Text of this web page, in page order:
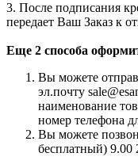
3. После подписания
передает Ваш Заказ к
Еще 2 способа
Вы можете
эл.почту
наименование
номер телефона
Вы можете
бесплатный)